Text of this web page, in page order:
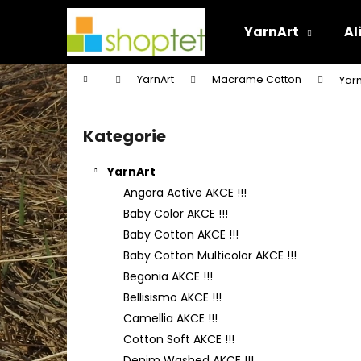
YarnArt
Domů YarnArt Macrame Cotton
P
o
s
t
r
a
n
n
í
p
a
n
Přeskočit
kategorie
Kategorie
YarnArt
Angora Active AKCE !!!
Baby Color AKCE !!!
Baby Cotton AKCE !!!
Baby Cotton Multicolor AKCE !!!
Begonia AKCE !!!
Bellisismo AKCE !!!
Camellia AKCE !!!
Cotton Soft AKCE !!!
í
k
Zpět
do
obchodu
Zpět
do
obchodu